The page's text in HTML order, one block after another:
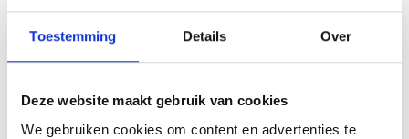
Toestemming Details Over
Deze website maakt gebruik van cookies
We gebruiken cookies om content en advertenties te
INSPIRATIE
RECEPTEN EN TIPS